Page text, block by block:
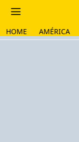
HOME AMÉRICA